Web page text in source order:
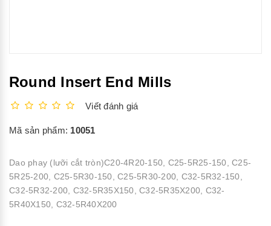
Round Insert End Mills
Viết đánh giá
Mã sản phẩm: 10051
Dao phay (lưỡi cắt tròn)C20-4R20-150, C25-5R25-150, C25-
5R25-200, C25-5R30-150, C25-5R30-200, C32-5R32-150,
C32-5R32-200, C32-5R35X150, C32-5R35X200, C32-
5R40X150, C32-5R40X200